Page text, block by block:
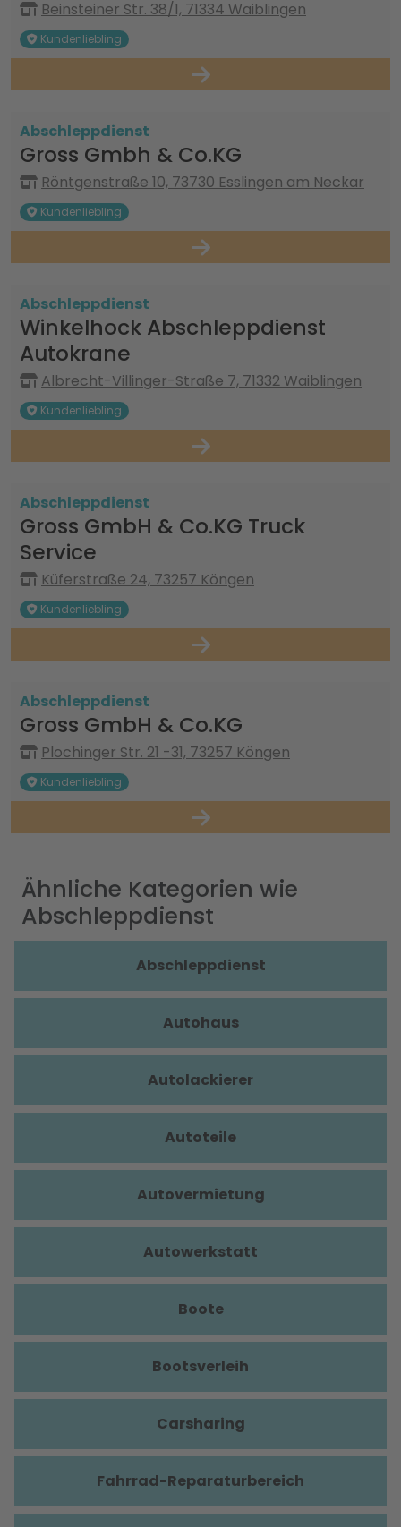
Beinsteiner Str. 38/1, 71334 Waiblingen
Kundenliebling
Abschleppdienst
Gross Gmbh & Co.KG
Röntgenstraße 10, 73730 Esslingen am Neckar
Kundenliebling
Abschleppdienst
Winkelhock Abschleppdienst
Autokrane
Albrecht-Villinger-Straße 7, 71332 Waiblingen
Kundenliebling
Abschleppdienst
Gross GmbH & Co.KG Truck
Service
Küferstraße 24, 73257 Köngen
Kundenliebling
Abschleppdienst
Gross GmbH & Co.KG
Plochinger Str. 21 -31, 73257 Köngen
Kundenliebling
Ähnliche Kategorien wie
Abschleppdienst
Abschleppdienst
Autohaus
Autolackierer
Autoteile
Autovermietung
Autowerkstatt
Boote
Bootsverleih
Carsharing
Fahrrad-Reparaturbereich